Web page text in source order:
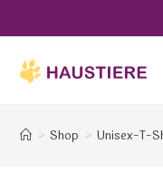
> Shop > Unisex-T-